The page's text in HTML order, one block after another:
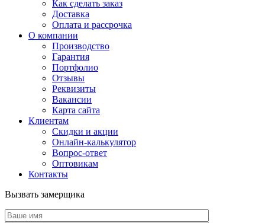
Как сделать заказ
Доставка
Оплата и рассрочка
О компании
Производство
Гарантия
Портфолио
Отзывы
Реквизиты
Вакансии
Карта сайта
Клиентам
Скидки и акции
Онлайн-калькулятор
Вопрос-ответ
Оптовикам
Контакты
Вызвать замерщика